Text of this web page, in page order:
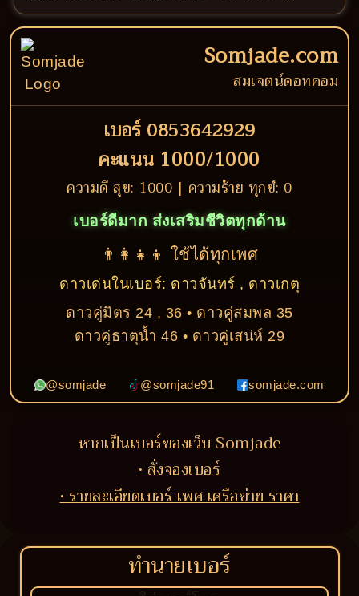
Somjade.com
สมเจตน์ดอทคอม
เบอร์ 0853642929
คะแนน 1000/1000
ความดี สุข: 1000 | ความร้าย ทุกข์: 0
เบอร์ดีมาก ส่งเสริมชีวิตทุกด้าน
👨‍👩‍👧‍👦 ใช้ได้ทุกเพศ
ดาวเด่นในเบอร์: ดาวจันทร์ , ดาวเกตุ
ดาวคู่มิตร 24 , 36 • ดาวคู่สมพล 35
ดาวคู่ธาตุน้ำ 46 • ดาวคู่เสน่ห์ 29
@somjade @somjade91 somjade.com
หากเป็นเบอร์ของเว็บ Somjade
• สั่งจองเบอร์
• รายละเอียดเบอร์ เพศ เครือข่าย ราคา
ทำนายเบอร์